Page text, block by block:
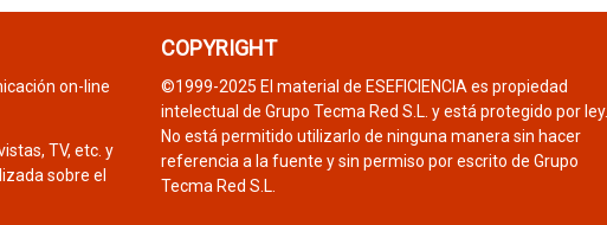
on-line
TV, etc. y
sobre el
COPYRIGHT
©1999-2025 El material de ESEFICIENCIA es propiedad
intelectual de Grupo Tecma Red S.L. y está protegido por ley.
No está permitido utilizarlo de ninguna manera sin hacer
referencia a la fuente y sin permiso por escrito de Grupo
Tecma Red S.L.